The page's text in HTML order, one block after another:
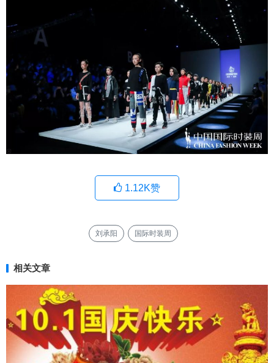
1.12K赞
刘承阳 国际时装周
相关文章